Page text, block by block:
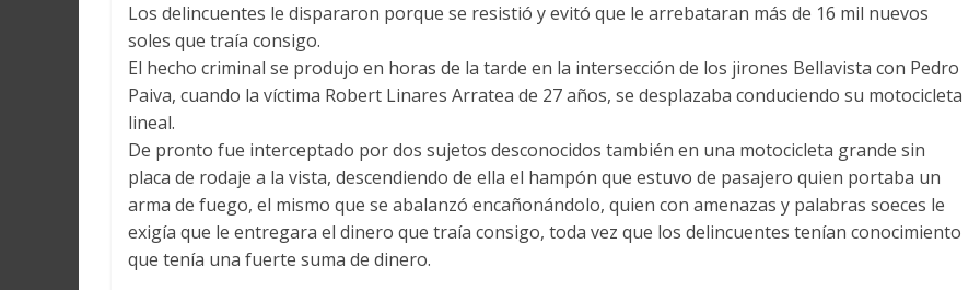
Los delincuentes le dispararon porque se resistió y evitó que le arrebataran más de 16 mil nuevos
soles que traía consigo.
El hecho criminal se produjo en horas de la tarde en la intersección de los jirones Bellavista con Pedro
Paiva, cuando la víctima Robert Linares Arratea de 27 años, se desplazaba conduciendo su motocicleta
lineal.
De pronto fue interceptado por dos sujetos desconocidos también en una motocicleta grande sin
placa de rodaje a la vista, descendiendo de ella el hampón que estuvo de pasajero quien portaba un
arma de fuego, el mismo que se abalanzó encañonándolo, quien con amenazas y palabras soeces le
exigía que le entregara el dinero que traía consigo, toda vez que los delincuentes tenían conocimiento
que tenía una fuerte suma de dinero.